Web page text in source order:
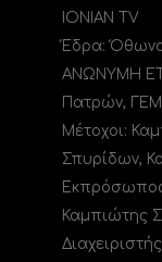
IONIAN TV
Έδρα:
ΑΝΩΝΥΜΗ
Πατρών,
Μέτοχοι:
Σπυρίδων,
Καμπιώτης